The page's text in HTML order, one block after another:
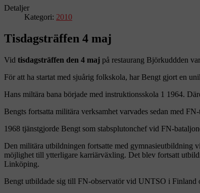
Detaljer
Kategori: 2010
Tisdagsträffen 4 maj
Vid tisdagsträffen den 4 maj på restaurang Björkuddden
För att ha startat med sjuårig folkskola, har Bengt gjort en
Hans miltära bana började med instruktionsskola 1 1964.
Bengts fortsatta militära verksamhet varvades sedan med
1968 tjänstgjorde Bengt som stabsplutonchef vid FN-
Den militära utbildningen fortsatte med gymnasieutbildning
möjlighet till ytterligare karriärväxling. Det blev fortsatt
Linköping.
Bengt utbildade sig till FN-observatör vid UNTSO i Finland